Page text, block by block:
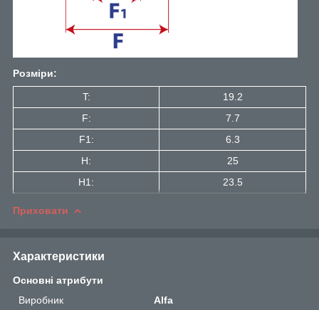
Розміри:
T:
19.2
F:
7.7
F1:
6.3
H:
25
H1:
23.5
Приховати
Характеристики
Основні атрибути
Виробник
Alfa